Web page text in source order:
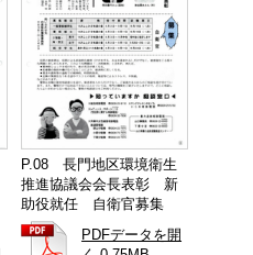
P.08 長門地区環境衛生
推進協議会会長表彰 新
助役就任 自衛官募集
PDFデータを開